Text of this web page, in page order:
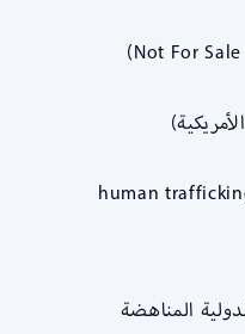
Not For
)
المناهضة